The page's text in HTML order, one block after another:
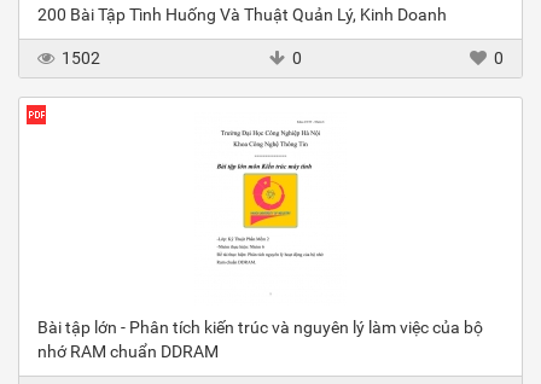
200 Bài Tập Tình Huống Và Thuật Quản Lý, Kinh Doanh
1502 0 0
Bài tập lớn - Phân tích kiến trúc và nguyên lý làm việc của bộ
nhớ RAM chuẩn DDRAM